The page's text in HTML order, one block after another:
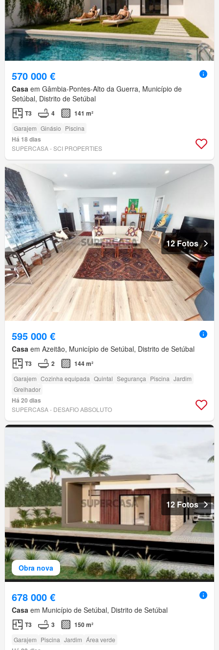
570 000 €
Casa em Gâmbia-Pontes-Alto da Guerra, Município de
Setúbal, Distrito de Setúbal
T3 4 141 m²
Garajem Ginásio Piscina
Há 18 dias
SUPERCASA - SCI PROPERTIES
12 Fotos
595 000 €
Casa em Azeitão, Município de Setúbal, Distrito de Setúbal
T3 2 144 m²
Garajem Cozinha equipada Quintal Segurança Piscina Jardim
Grelhador
Há 20 dias
SUPERCASA - DESAFIO ABSOLUTO
Obra nova
12 Fotos
678 000 €
Casa em Município de Setúbal, Distrito de Setúbal
T3 3 150 m²
Garajem Piscina Jardim Área verde